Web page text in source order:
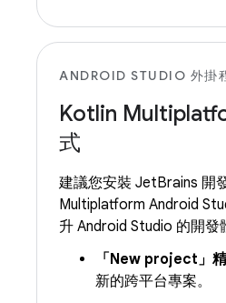
ANDROID STUDIO 外掛
Kotlin
式
建議您安裝 JetBrains 開
Multiplatform Android
升 Android Studio 的開發
「New project」
新的跨平台專案。